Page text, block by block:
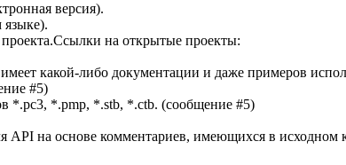
версия).
языке).
на открытые проекты:
какой-либо документации и даже примеров
#5)
*.pc3, *.pmp, *.stb, *.ctb. (сообщение #5)
API на основе комментариев, имеющихся в исходном